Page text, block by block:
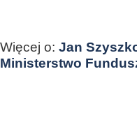
Więcej o: Jan
Ministerstwo